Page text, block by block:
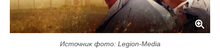
Источник фото: Legion-Media